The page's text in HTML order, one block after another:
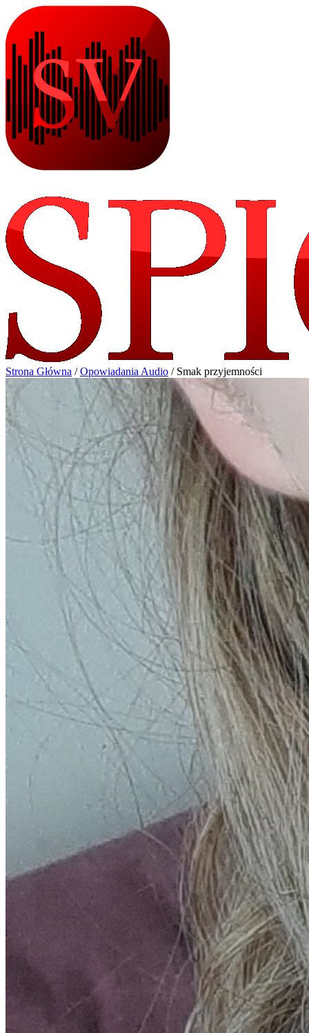
Strona Główna / Opowiadania Audio / Smak przyjemności